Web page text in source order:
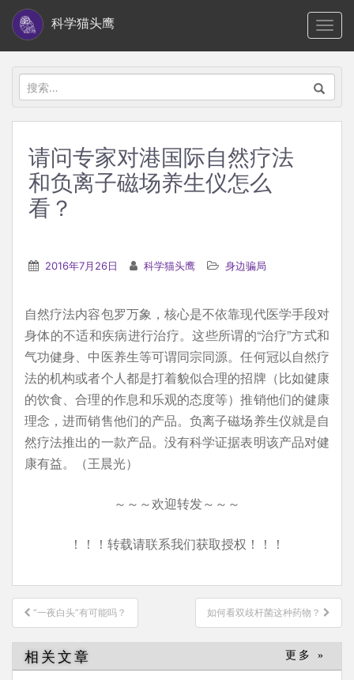
i
科学猫头鹰
搜
索：
请问专家对港国际自然疗法
和负离子磁场养生仪怎么
看？
2016年7月26日 科学猫头鹰 身边骗局
自然疗法内容包罗万象，核心是不依靠现代医学手段对
身体的不适和疾病进行治疗。这些所谓的“治疗”方式和
气功健身、中医养生等可谓同宗同源。任何冠以自然疗
法的机构或者个人都是打着貌似合理的招牌（比如健康
的饮食、合理的作息和乐观的态度等）推销他们的健康
理念，进而销售他们的产品。负离子磁场养生仪就是自
然疗法推出的一款产品。没有科学证据表明该产品对健
康有益。（王晨光）
～～～欢迎转发～～～
！！！转载请联系我们获取授权！！！
文
章
导
航
“一夜白头”有可能吗？ 如何看双歧杆菌这种药物？
相关文章 更多 »